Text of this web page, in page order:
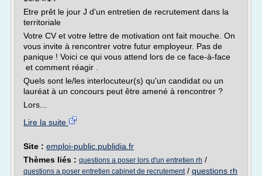
Etre prêt le jour J d'un entretien de recrutement dans la
territoriale
Votre CV et votre lettre de motivation ont fait mouche. On
vous invite à rencontrer votre futur employeur. Pas de
panique ! Voici ce qui vous attend lors de ce face-à-face
et comment réagir .
Quels sont le/les interlocuteur(s) qu'un candidat ou un
lauréat à un concours peut être amené à rencontrer ?
Lors...
Lire la suite
Site : emploi-public.publidia.fr
Thèmes liés : questions a poser lors d'un entretien rh /
questions a poser entretien cabinet de recrutement/ questions rh